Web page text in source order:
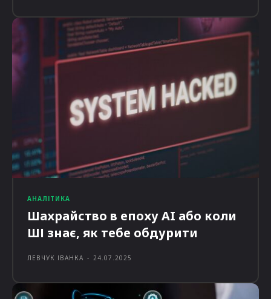
АНАЛІТИКА
Шахрайство в епоху AI або коли
ШІ знає, як тебе обдурити
ЛЕВЧУК ІВАНКА - 24.07.2025